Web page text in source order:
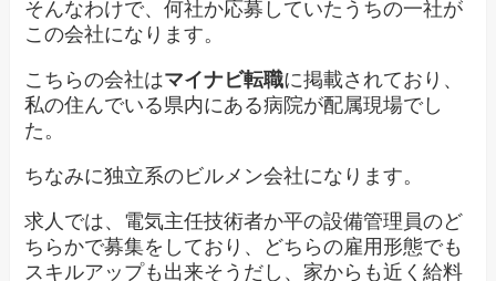
そんなわけで、何社か応募していたうちの一社が
この会社になります。
こちらの会社はマイナビ転職に掲載されており、
私の住んでいる県内にある病院が配属現場でし
た。
ちなみに独立系のビルメン会社になります。
求人では、電気主任技術者か平の設備管理員のど
ちらかで募集をしており、どちらの雇用形態でも
スキルアップも出来そうだし、家からも近く給料